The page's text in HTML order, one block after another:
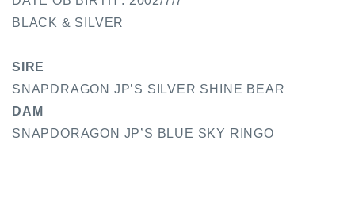
BLACK & SILVER
SIRE
SNAPDRAGON JP’S SILVER SHINE BEAR
DAM
SNAPDORAGON JP’S BLUE SKY RINGO